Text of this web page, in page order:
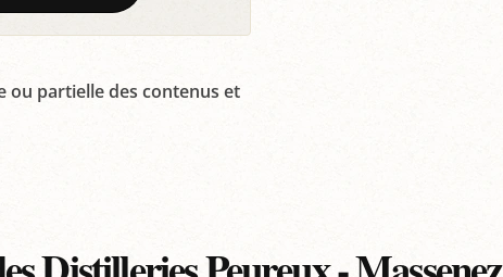
partielle des contenus et